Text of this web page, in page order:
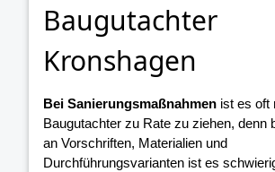
Baugutachter
Kronshagen
Bei Sanierungsmaßnahmen ist es oft
Baugutachter zu Rate zu ziehen, denn
an Vorschriften, Materialien und
Durchführungsvarianten ist es